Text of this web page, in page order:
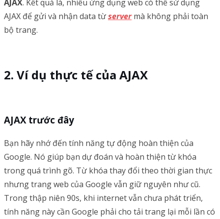
AJAX. Kết quả là, nhiều ứng dụng web có thể sử dụng
AJAX để gửi và nhận data từservermà không phải toàn
bộ trang.
Ví dụ thực tế của AJAX
AJAX trước đây
Bạn hãy nhớ đến tính năng tự động hoàn thiện của
Google. Nó giúp bạn dự đoán và hoàn thiện từ khóa
trong quá trình gõ. Từ khóa thay đổi theo thời gian thực
nhưng trang web của Google vẫn giữ nguyên như cũ.
Trong thập niên 90s, khi internet vẫn chưa phát triển,
tính năng này cần Google phải cho tải trang lại mỗi lần có